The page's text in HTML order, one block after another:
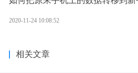
2020-11-24 10:08:52
相关文章